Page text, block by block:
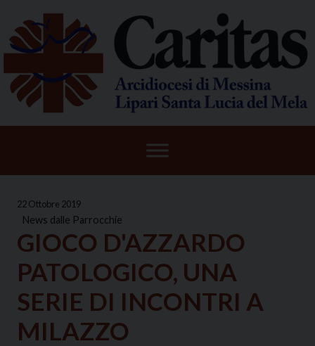
content
22 Ottobre 2019
News dalle Parrocchie
GIOCO D'AZZARDO
PATOLOGICO, UNA
SERIE DI INCONTRI A
MILAZZO